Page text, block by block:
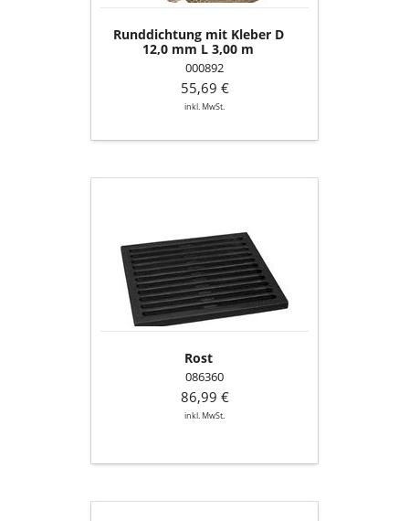
Runddichtung mit Kleber D
12,0 mm L 3,00 m
000892
55,69 €
inkl. MwSt.
Rost
086360
86,99 €
inkl. MwSt.